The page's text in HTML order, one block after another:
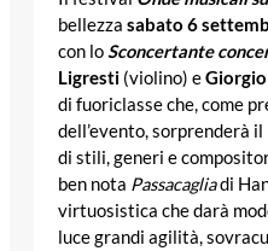
bellezza sabato 6
con loSconcertante
Ligresti (violino) e
di fuoriclasse che, come
dell’evento, sorprenderà il
di stili, generi e
ben nota Passacagliadi
virtuosistica che darà
luce grandi agilità,